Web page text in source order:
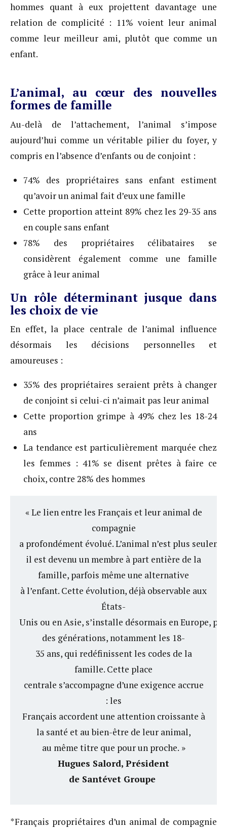
hommes quant à eux projettent davantage une
relation de complicité : 11% voient leur animal
comme leur meilleur ami, plutôt que comme un
enfant.
L’animal, au cœur des nouvelles
formes de famille
Au-delà de l’attachement, l’animal s’impose
aujourd’hui comme un véritable pilier du foyer, y
compris en l’absence d’enfants ou de conjoint :
74% des propriétaires sans enfant estiment
qu’avoir un animal fait d’eux une famille
Cette proportion atteint 89% chez les 29-35 ans
en couple sans enfant
78% des propriétaires célibataires se
considèrent également comme une famille
grâce à leur animal
Un rôle déterminant jusque dans
les choix de vie
En effet, la place centrale de l’animal influence
désormais les décisions personnelles et
amoureuses :
35% des propriétaires seraient prêts à changer
de conjoint si celui-ci n’aimait pas leur animal
Cette proportion grimpe à 49% chez les 18-24
ans
La tendance est particulièrement marquée chez
les femmes : 41% se disent prêtes à faire ce
choix, contre 28% des hommes
« Le lien entre les Français et leur animal de
compagnie
a profondément évolué. L’animal n’est plus
il est devenu un membre à part entière de la
famille, parfois même une alternative
à l’enfant. Cette évolution, déjà observable aux
États-
Unis ou en Asie, s’installe désormais en Europe,
des générations, notamment les 18-
35 ans, qui redéfinissent les codes de la
famille. Cette place
centrale s’accompagne d’une exigence accrue
: les
Français accordent une attention croissante à
la santé et au bien-être de leur animal,
au même titre que pour un proche. »
Hugues Salord, Président
de Santévet Groupe
*Français propriétaires d’un animal de compagnie